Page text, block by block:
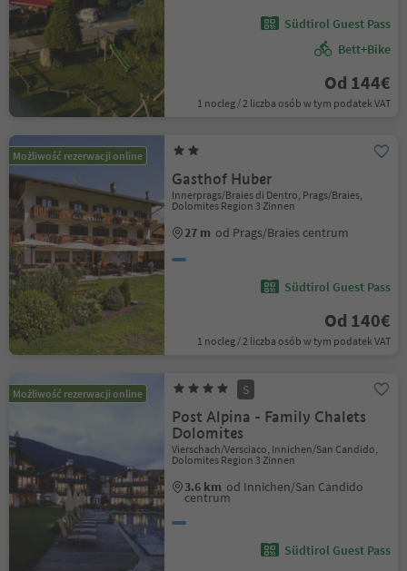
Südtirol Guest Pass
Bett+Bike
Od 144€
1 nocleg / 2 liczba osób w tym podatek VAT
Możliwość rezerwacji online
Gasthof Huber
Innerprags/Braies di Dentro, Prags/Braies,
Dolomites Region 3 Zinnen
27 m od Prags/Braies centrum
Südtirol Guest Pass
Od 140€
1 nocleg / 2 liczba osób w tym podatek VAT
Możliwość rezerwacji online S
Post Alpina - Family Chalets
Dolomites
Vierschach/Versciaco, Innichen/San Candido,
Dolomites Region 3 Zinnen
3.6 km od Innichen/San Candido
centrum
Südtirol Guest Pass